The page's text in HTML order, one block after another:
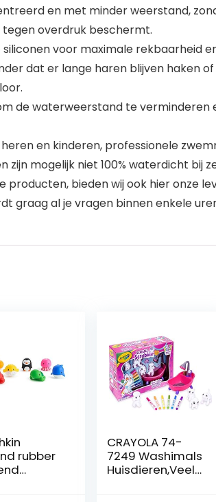
en met minder weerstand,
overdruk beschermt.
voor maximale rekbaarheid
dat er lange haren blijven haken
de waterweerstand te verminderen
en kinderen, professionele
mogelijk niet 100% waterdicht bij
producten, bieden wij ook hier
graag al je vragen binnen enkele
rubber
CRAYOLA 74-
7249 Washimals
Huisdieren,Veelkl